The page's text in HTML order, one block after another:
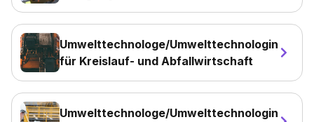
Umwelttechnologe/Umwelttechnologin
für Kreislauf- und Abfallwirtschaft
Umwelttechnologe/Umwelttechnologin